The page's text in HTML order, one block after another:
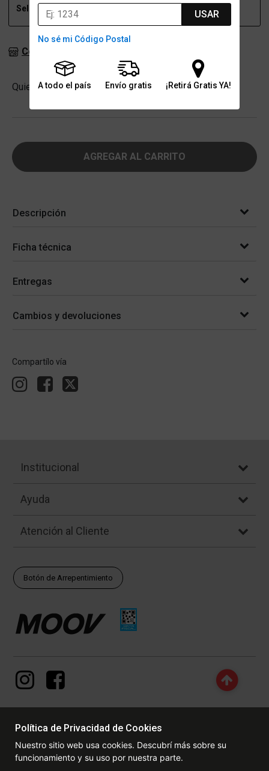
USAR
No sé mi Código Postal
A todo el país Envío gratis ¡Retirá Gratis YA!
Seleccioná talle Seleccioná talle
Consultar stock en sucursales
Quiero -
Cantidad +
AGREGAR AL CARRITO
Descripción
Ficha técnica
Entregas
Cambios y devoluciones
Compartílo vía
Institucional
Ayuda
Atención al Cliente
Botón de Arrepentimiento
DERECHOS RESERVADOS. Las fotos contenidas en este site, el
logotipo y las marcas son propiedad de www.dexter.com.ar y/o de
Política de Privacidad de Cookies
Nuestro sitio web usa cookies. Descubrí más sobre su
funcionamiento y su uso por nuestra parte.